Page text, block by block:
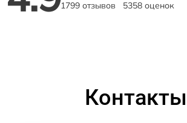
1799 отзывов 5358 оценок
Контакты